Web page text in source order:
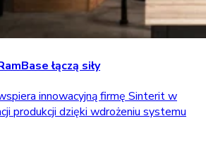
łączą siły
innowacyjną firmę Sinterit w
produkcji dzięki wdrożeniu systemu